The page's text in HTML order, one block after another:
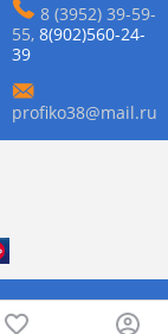
8 (3952) 39-59-
55, 8(902)560-24-
39
profiko38@mail.ru